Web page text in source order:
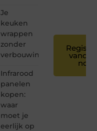
Je
keuken
wrappen
zonder
verbouwing
Infrarood
panelen
kopen:
waar
moet je
eerlijk op
nog